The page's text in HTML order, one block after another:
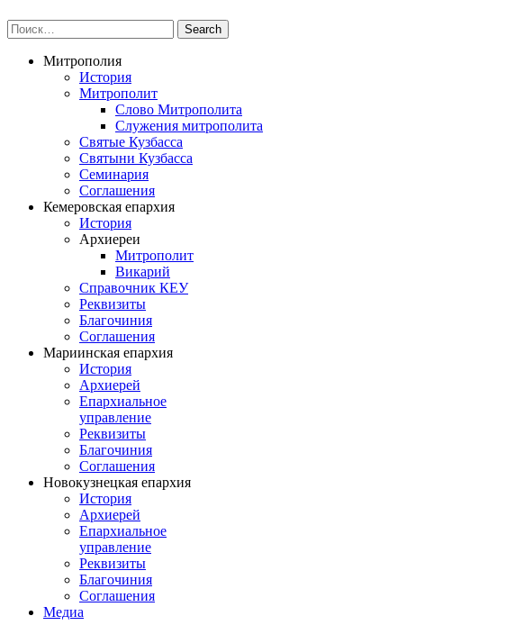
Митрополия
История
Митрополит
Слово Митрополита
Служения митрополита
Святые Кузбасса
Святыни Кузбасса
Семинария
Соглашения
Кемеровская епархия
История
Архиереи
Митрополит
Викарий
Справочник КЕУ
Реквизиты
Благочиния
Соглашения
Мариинская епархия
История
Архиерей
Епархиальное
управление
Реквизиты
Благочиния
Соглашения
Новокузнецкая епархия
История
Архиерей
Епархиальное
управление
Реквизиты
Благочиния
Соглашения
Медиа